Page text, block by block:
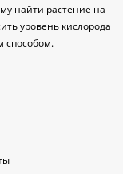
найти растение на
уровень кислорода
способом.